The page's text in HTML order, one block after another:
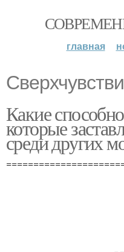
главная
Какие
которые
среди других